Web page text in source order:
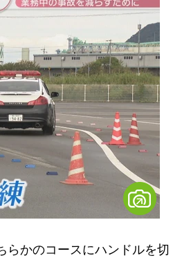
かのコースにハンドルを切